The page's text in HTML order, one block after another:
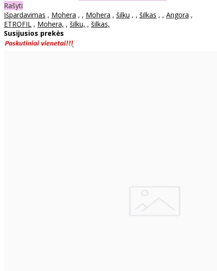
Rašyti
Išpardavimas , Mohera , , Mohera , šilku , , šilkas , , Angora ,
ETROFIL , Mohera, , šilku, , šilkas,
Susijusios prekės